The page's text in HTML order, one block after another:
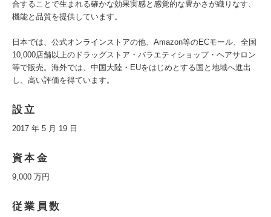
合することで生まれる確かな効果実感と感覚的な豊かさが織りなす、
機能と品質を提供しています。
日本では、公式オンラインストアの他、Amazon等のECモール、全国
10,000店舗以上のドラッグストア・バラエティショップ・ヘアサロン
等で販売。海外では、中国大陸・EUをはじめとする国と地域へ進出
し、高い評価を得ています。
設立
2017 年 5 月 19 日
資本金
9,000 万円
従業員数